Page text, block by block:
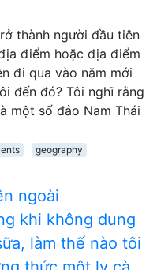
thành người đầu tiên
điểm hoặc địa điểm
đi qua vào năm mới
đến đó? Tôi nghĩ rằng
một số đảo Nam Thái
geography
ngoài
khi không dung
làm thế nào tôi